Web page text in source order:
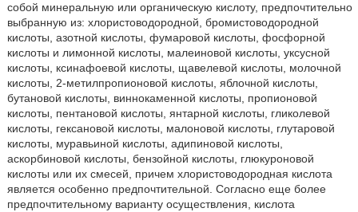
собой минеральную или органическую кислоту, предпочтительно
выбранную из: хлористоводородной, бромистоводородной
кислоты, азотной кислоты, фумаровой кислоты, фосфорной
кислоты и лимонной кислоты, малеиновой кислоты, уксусной
кислоты, ксинафоевой кислоты, щавелевой кислоты, молочной
кислоты, 2-метилпропионовой кислоты, яблочной кислоты,
бутановой кислоты, виннокаменной кислоты, пропионовой
кислоты, пентановой кислоты, янтарной кислоты, гликолевой
кислоты, гексановой кислоты, малоновой кислоты, глутаровой
кислоты, муравьиной кислоты, адипиновой кислоты,
аскорбиновой кислоты, бензойной кислоты, глюкуроновой
кислоты или их смесей, причем хлористоводородная кислота
является особенно предпочтительной. Согласно еще более
предпочтительному варианту осуществления, кислота